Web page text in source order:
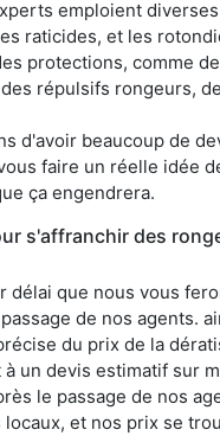
emploient
raticides, et les
protections, comme
répulsifs rongeurs,
d'avoir beaucoup de
faire un réelle idée
ça engendrera.
s'affranchir des
délai que nous vous
de nos agents.
du prix de la
un devis estimatif sur
le passage de nos
et nos prix se